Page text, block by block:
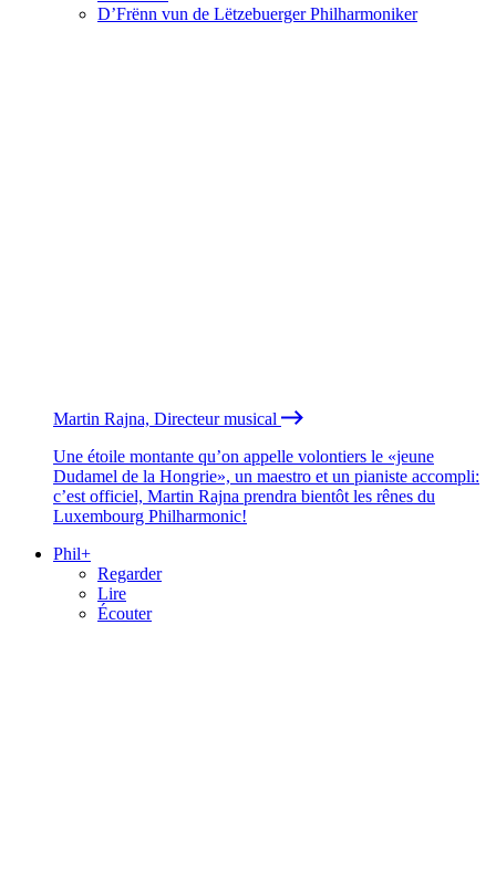
D’Frënn vun de Lëtzebuerger Philharmoniker
Martin Rajna, Directeur musical
Une étoile montante qu’on appelle volontiers le «jeune
Dudamel de la Hongrie», un maestro et un pianiste accompli:
c’est officiel, Martin Rajna prendra bientôt les rênes du
Luxembourg Philharmonic!
Phil+
Regarder
Lire
Écouter